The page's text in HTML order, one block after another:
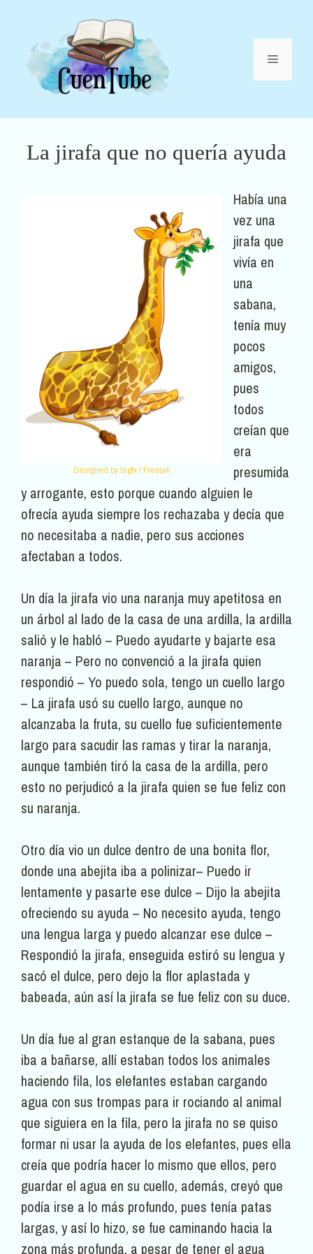
contenido
Menú
La jirafa que no quería ayuda
Designed by brgfx / Freepik
Había una
vez una
jirafa que
vivía en
una
sabana,
tenía muy
pocos
amigos,
pues
todos
creían que
era
presumida
y arrogante, esto porque cuando alguien le
ofrecía ayuda siempre los rechazaba y decía que
no necesitaba a nadie, pero sus acciones
afectaban a todos.
Un día la jirafa vio una naranja muy apetitosa en
un árbol al lado de la casa de una ardilla, la ardilla
salió y le habló – Puedo ayudarte y bajarte esa
naranja – Pero no convenció a la jirafa quien
respondió – Yo puedo sola, tengo un cuello largo
– La jirafa usó su cuello largo, aunque no
alcanzaba la fruta, su cuello fue suficientemente
largo para sacudir las ramas y tirar la naranja,
aunque también tiró la casa de la ardilla, pero
esto no perjudicó a la jirafa quien se fue feliz con
su naranja.
Otro día vio un dulce dentro de una bonita flor,
donde una abejita iba a polinizar– Puedo ir
lentamente y pasarte ese dulce – Dijo la abejita
ofreciendo su ayuda – No necesito ayuda, tengo
una lengua larga y puedo alcanzar ese dulce –
Respondió la jirafa, enseguida estiró su lengua y
sacó el dulce, pero dejo la flor aplastada y
babeada, aún así la jirafa se fue feliz con su duce.
Un día fue al gran estanque de la sabana, pues
iba a bañarse, allí estaban todos los animales
haciendo fila, los elefantes estaban cargando
agua con sus trompas para ir rociando al animal
que siguiera en la fila, pero la jirafa no se quiso
formar ni usar la ayuda de los elefantes, pues ella
creía que podría hacer lo mismo que ellos, pero
guardar el agua en su cuello, además, creyó que
podía irse a lo más profundo, pues tenía patas
largas, y así lo hizo, se fue caminando hacia la
zona más profunda, a pesar de tener el agua